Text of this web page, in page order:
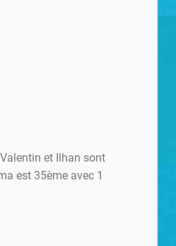
et Ilhan sont
est 35ème avec 1